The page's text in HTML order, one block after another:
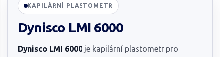
KAPILÁRNÍ PLASTOMETR
Dynisco LMI 6000
Dynisco LMI 6000 je kapilární plastometr pro